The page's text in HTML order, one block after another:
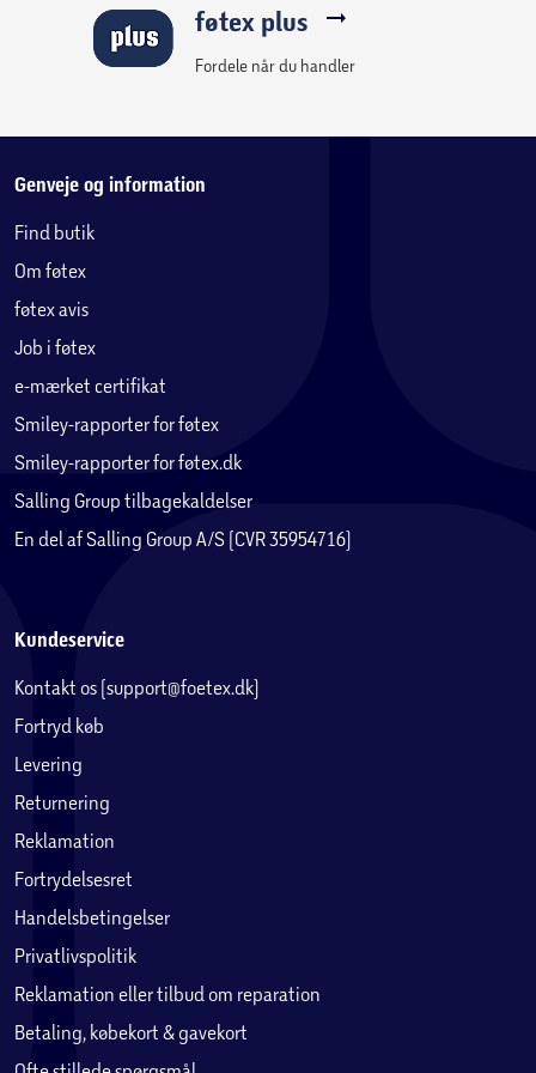
føtex plus
Fordele når du handler
Genveje og information
Find butik
Om føtex
føtex avis
Job i føtex
e-mærket certifikat
Smiley-rapporter for føtex
Smiley-rapporter for føtex.dk
Salling Group tilbagekaldelser
En del af Salling Group A/S (CVR 35954716)
Kundeservice
Kontakt os (support@foetex.dk)
Fortryd køb
Levering
Returnering
Reklamation
Fortrydelsesret
Handelsbetingelser
Privatlivspolitik
Reklamation eller tilbud om reparation
Betaling, købekort & gavekort